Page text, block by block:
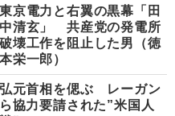
東京電力と右翼の黒幕「田
中清玄」 共産党の発電所
破壊工作を阻止した男（徳
本栄一郎）
元首相を偲ぶ レーガン
協力要請された”米国人